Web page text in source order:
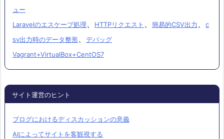
ュー
Laravelのエスケープ処理、 HTTPリクエスト 、 簡易的CSV出力 、
c
sv出力時のデータ整形、
デバッグ
Vagrant+VirtualBox+CentOS7
サイト運営のヒント
ブログにおけるディスカッションの意義
AIによってサイトを客観視する